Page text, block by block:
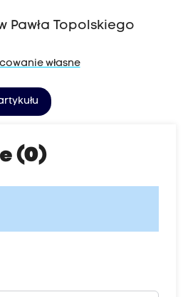
Pawła Topolskiego
własne
(0)